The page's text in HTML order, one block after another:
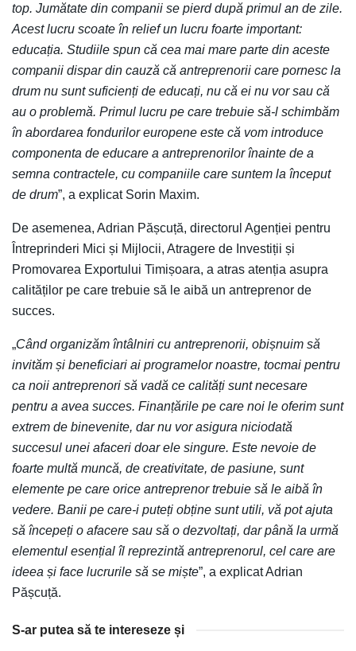
top. Jumătate din companii se pierd după primul an de zile.
Acest lucru scoate în relief un lucru foarte important:
educația. Studiile spun că cea mai mare parte din aceste
companii dispar din cauză că antreprenorii care pornesc la
drum nu sunt suficienți de educați, nu că ei nu vor sau că
au o problemă. Primul lucru pe care trebuie să-l schimbăm
în abordarea fondurilor europene este că vom introduce
componenta de educare a antreprenorilor înainte de a
semna contractele, cu companiile care suntem la început
de drum”, a explicat Sorin Maxim.
De asemenea, Adrian Pășcuță, directorul Agenției pentru
Întreprinderi Mici și Mijlocii, Atragere de Investiții și
Promovarea Exportului Timișoara, a atras atenția asupra
calităților pe care trebuie să le aibă un antreprenor de
succes.
„Când organizăm întâlniri cu antreprenorii, obișnuim să
invităm și beneficiari ai programelor noastre, tocmai pentru
ca noii antreprenori să vadă ce calități sunt necesare
pentru a avea succes. Finanțările pe care noi le oferim sunt
extrem de binevenite, dar nu vor asigura niciodată
succesul unei afaceri doar ele singure. Este nevoie de
foarte multă muncă, de creativitate, de pasiune, sunt
elemente pe care orice antreprenor trebuie să le aibă în
vedere. Banii pe care-i puteți obține sunt utili, vă pot ajuta
să începeți o afacere sau să o dezvoltați, dar până la urmă
elementul esențial îl reprezintă antreprenorul, cel care are
ideea și face lucrurile să se miște”, a explicat Adrian
Pășcuță.
S-ar putea să te intereseze și